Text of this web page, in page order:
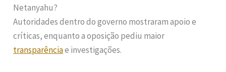
Netanyahu?
Autoridades dentro do governo mostraram apoio e
críticas, enquanto a oposição pediu maior
transparênciae investigações.